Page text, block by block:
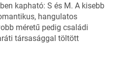
kapható: S és M. A kisebb
hangulatos
méretű pedig családi
társasággal töltött